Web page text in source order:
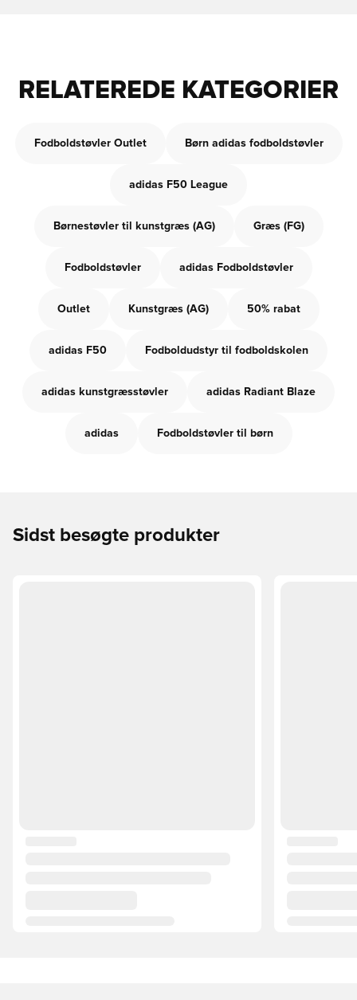
RELATEREDE KATEGORIER
Fodboldstøvler Outlet Børn adidas fodboldstøvler
adidas F50 League
Børnestøvler til kunstgræs (AG) Græs (FG)
Fodboldstøvler adidas Fodboldstøvler
Outlet Kunstgræs (AG) 50% rabat
adidas F50 Fodboldudstyr til fodboldskolen
adidas kunstgræsstøvler adidas Radiant Blaze
adidas Fodboldstøvler til børn
Sidst besøgte produkter